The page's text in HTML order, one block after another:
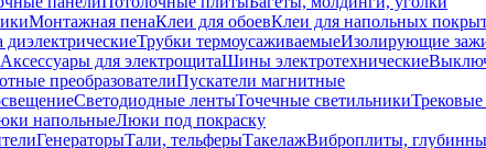
Монтажная пенаКлеи для обоевКлеи для напольных
диэлектрическиеТрубки термоусаживаемыеИзолирующие
Аксессуары для электрощитаШины электротехнические
преобразователиПускатели магнитные
Светодиодные лентыТочечные светильникиТрековые
напольныеЛюки под покраску
ГенераторыТали, тельферыТакелажВиброплиты,